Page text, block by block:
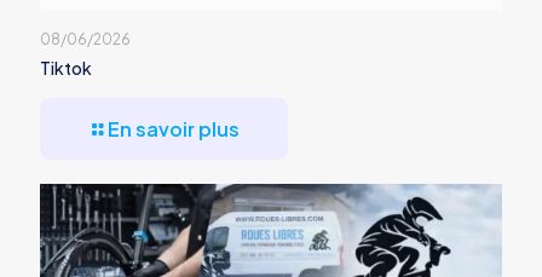
08/06/2026
Tiktok
En savoir plus